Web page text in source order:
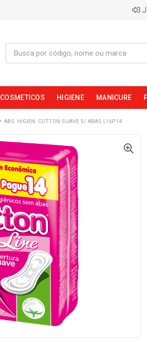
COSMETICOS HIGIENE MANICURE
ABS. HIGIEN. COTTON SUAVE S/ ABAS L16P14